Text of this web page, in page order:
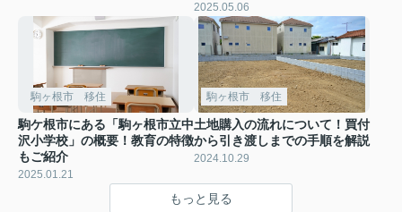
2025.05.06
駒ヶ根市 移住
駒ケ根市にある「駒ヶ根市立中
沢小学校」の概要！教育の特徴
もご紹介
2025.01.21
駒ヶ根市 移住
土地購入の流れについて！買付
から引き渡しまでの手順を解説
2024.10.29
もっと見る